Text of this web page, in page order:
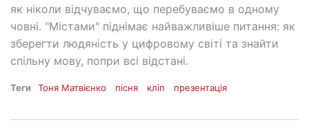
як ніколи відчуваємо, що перебуваємо в одному
човні. "Містами" піднімає найважливіше питання: як
зберегти людяність у цифровому світі та знайти
спільну мову, попри всі відстані.
Теги Тоня Матвієнко пісня кліп презентація